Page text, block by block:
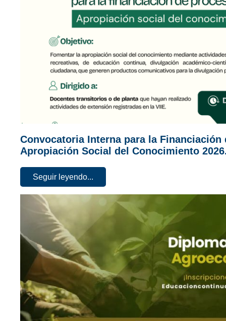
Convocatoria Interna para la Financiación
Apropiación Social del Conocimiento
Seguir leyendo...